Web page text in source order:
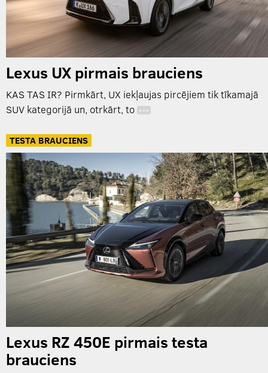
Lexus UX pirmais brauciens
KAS TAS IR? Pirmkārt, UX iekļaujas pircējiem tik tīkamajā
SUV kategorijā un, otrkārt, to …
TESTA BRAUCIENS
Lexus RZ 450E pirmais testa
brauciens